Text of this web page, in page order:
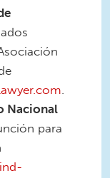
.
Nacional
para